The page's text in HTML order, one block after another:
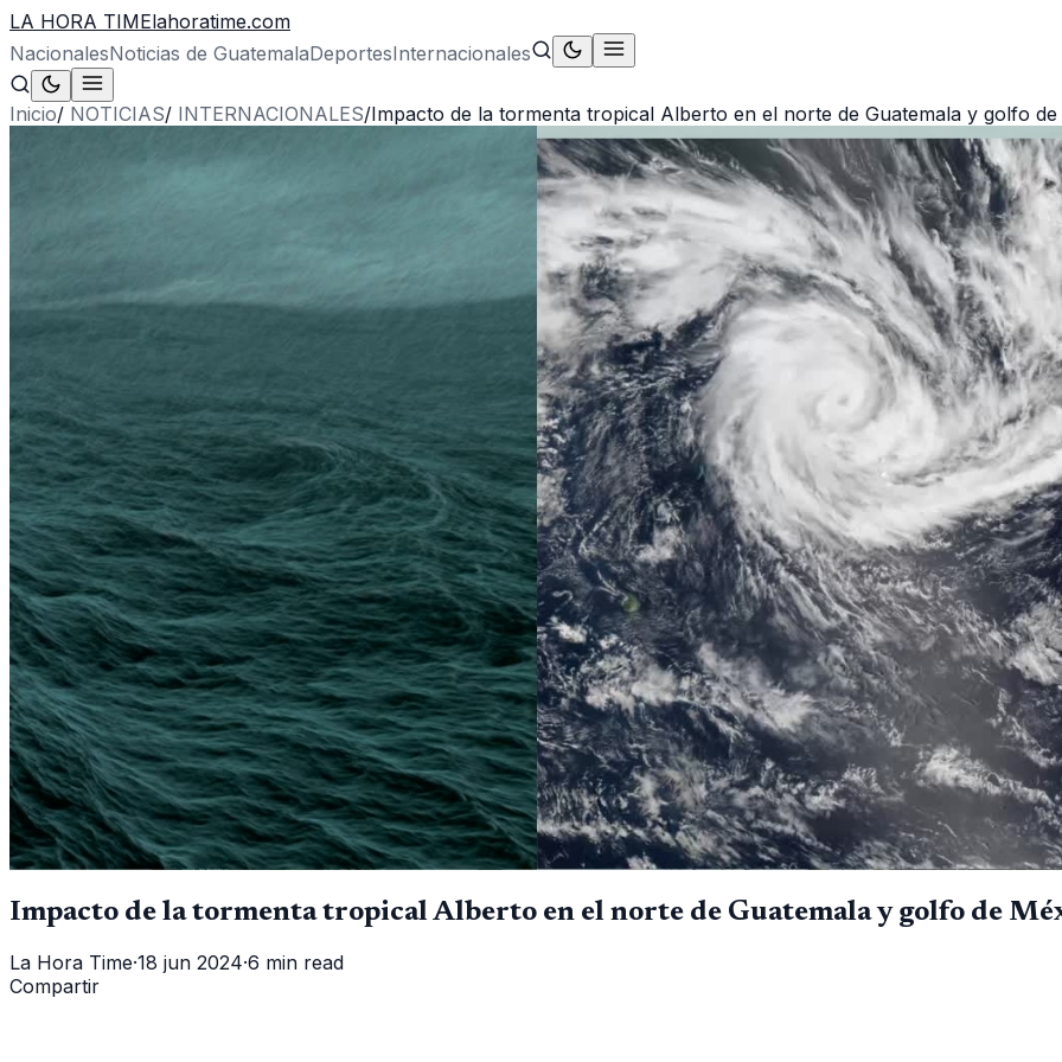
LA HORA TIMElahoratime.com
NacionalesNoticias de GuatemalaDeportesInternacionales
Inicio/ NOTICIAS/ INTERNACIONALES/Impacto de la tormenta tropical Alberto en el norte de Guatemala y golfo
Impacto de la tormenta tropical Alberto en el norte de Guatemala y golfo de
La Hora Time·18 jun 2024·6 min read
Compartir